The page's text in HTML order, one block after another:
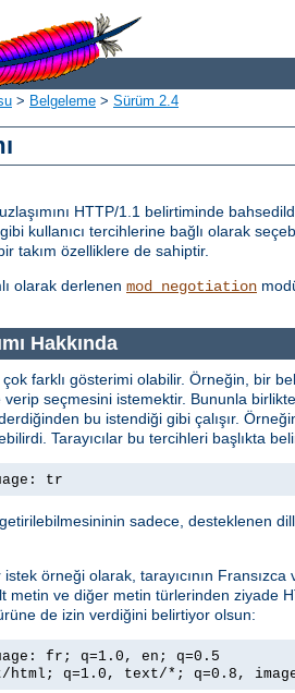
> Belgeleme > Sürüm 2.4
HTTP/1.1 belirtiminde
kullanıcı tercihlerine bağlı olarak
takım özelliklere de sahiptir.
olarak derlenen mod_negotiation
Hakkında
çok farklı gösterimi olabilir. Örneğin, bir
verip seçmesini istemektir. Bununla
bu istendiği gibi çalışır.
Tarayıcılar bu tercihleri başlıkta
tr
sadece, desteklenen
istek örneği olarak, tarayıcının
metin ve diğer metin türlerinden ziyade
de izin verdiğini belirtiyor olsun:
fr; q=1.0, en; q=0.5
html; q=1.0, text/*; q=0.8,